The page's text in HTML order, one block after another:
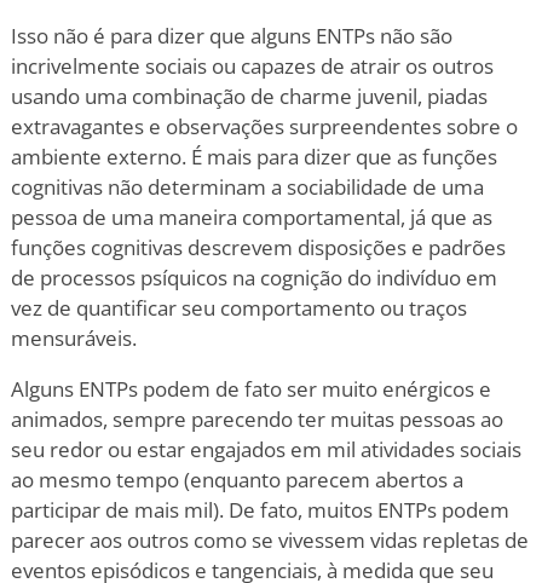
Isso não é para dizer que alguns ENTPs não são
incrivelmente sociais ou capazes de atrair os outros
usando uma combinação de charme juvenil, piadas
extravagantes e observações surpreendentes sobre o
ambiente externo. É mais para dizer que as funções
cognitivas não determinam a sociabilidade de uma
pessoa de uma maneira comportamental, já que as
funções cognitivas descrevem disposições e padrões
de processos psíquicos na cognição do indivíduo em
vez de quantificar seu comportamento ou traços
mensuráveis.
Alguns ENTPs podem de fato ser muito enérgicos e
animados, sempre parecendo ter muitas pessoas ao
seu redor ou estar engajados em mil atividades sociais
ao mesmo tempo (enquanto parecem abertos a
participar de mais mil). De fato, muitos ENTPs podem
parecer aos outros como se vivessem vidas repletas de
eventos episódicos e tangenciais, à medida que seu